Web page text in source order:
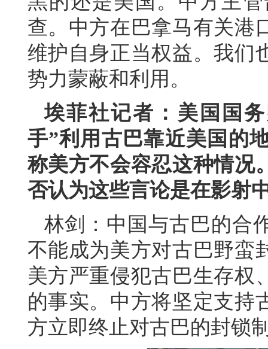
查。中方在巴拿马有关港
维护自身正当权益。我们
势力蒙蔽和利用。
埃菲社记者：美国国
手”利用古巴靠近美国的
称美方不会容忍这种情况
否认为这些言论是在影射
林剑：中国与古巴的合
不能成为美方对古巴野蛮
美方严重侵犯古巴生存权
的事实。中方将坚定支持
方立即终止对古巴的封锁